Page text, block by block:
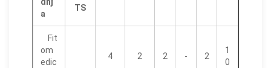
a
TS
Fit
om
edic
4 2 2 - 2
1
0